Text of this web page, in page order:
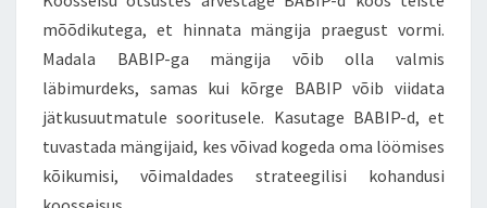
mõõdikutega, et hinnata mängija praegust vormi.
Madala BABIP-ga mängija võib olla valmis
läbimurdeks, samas kui kõrge BABIP võib viidata
jätkusuutmatule sooritusele. Kasutage BABIP-d, et
tuvastada mängijaid, kes võivad kogeda oma löömises
kõikumisi, võimaldades strateegilisi kohandusi